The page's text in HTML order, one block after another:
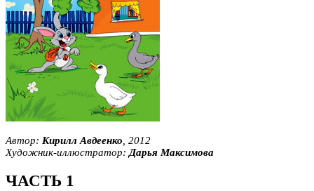
Автор: Кирилл Авдеенко, 2012
Художник-иллюстратор:Дарья Максимова
ЧАСТЬ 1